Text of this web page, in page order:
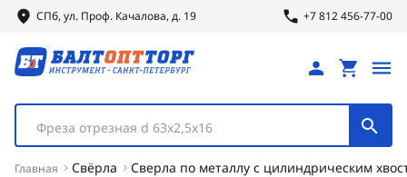
СПб, ул. Проф. Качалова, д. 19 +7 812 456-77-00
Фреза отрезная d 63х2,5х16
Главная Свёрла Сверла по металлу с цилиндрическим